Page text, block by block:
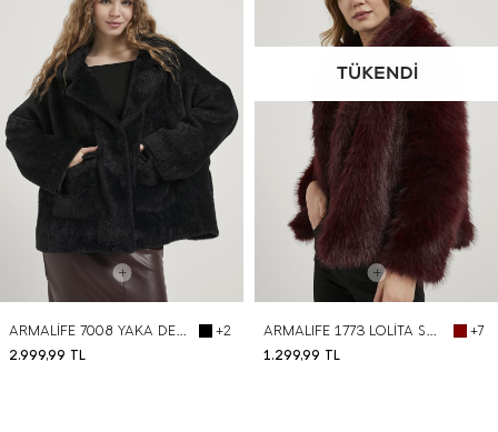
ARMALİFE 7008 YAKA DETAYLI CEPLİ DÜĞMELİ KADIN KISA KABAN
+2
2.999,99 TL
ARMALIFE 1773 LOLİTA SUNİ KÜRK KADIN KABAN
+7
1.299,99 TL